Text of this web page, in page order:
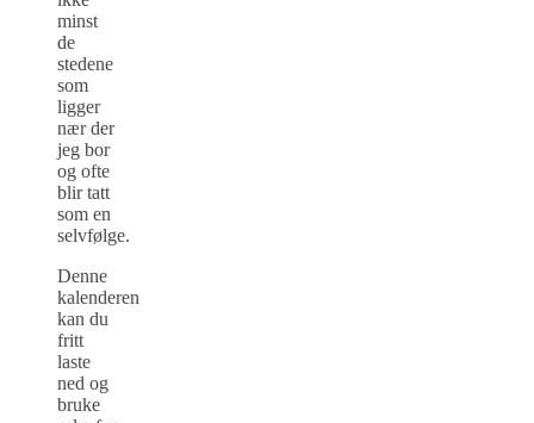
minst
de
stedene
som
ligger
nær der
jeg bor
og ofte
blir tatt
som en
selvfølge.
Denne
kalenderen
kan du
fritt
laste
ned og
bruke